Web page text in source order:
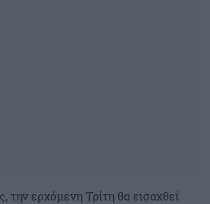
την ερχόμενη Τρίτη θα εισαχθεί